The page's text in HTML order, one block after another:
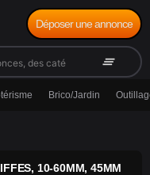
clear_all
Déposer une annonce
Brico/Jardin
10-60MM, 45MM